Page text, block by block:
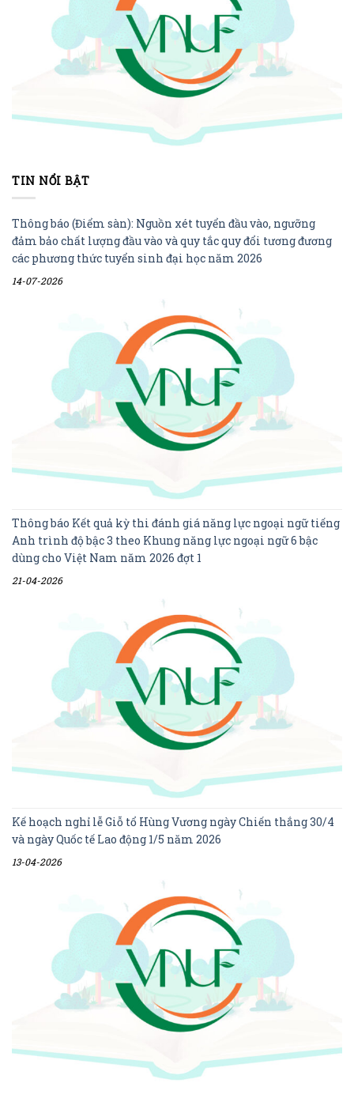
TIN NỔI BẬT
Thông báo (Điểm sàn): Nguồn xét tuyển đầu vào, ngưỡng
đảm bảo chất lượng đầu vào và quy tắc quy đổi tương đương
các phương thức tuyển sinh đại học năm 2026
14-07-2026
Thông báo Kết quả kỳ thi đánh giá năng lực ngoại ngữ tiếng
Anh trình độ bậc 3 theo Khung năng lực ngoại ngữ 6 bậc
dùng cho Việt Nam năm 2026 đợt 1
21-04-2026
Kế hoạch nghỉ lễ Giỗ tổ Hùng Vương ngày Chiến thắng 30/4
và ngày Quốc tế Lao động 1/5 năm 2026
13-04-2026